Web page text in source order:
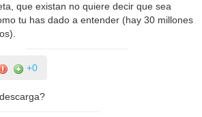
que existan no quiere decir que sea
tu has dado a entender (hay 30 millones
+0